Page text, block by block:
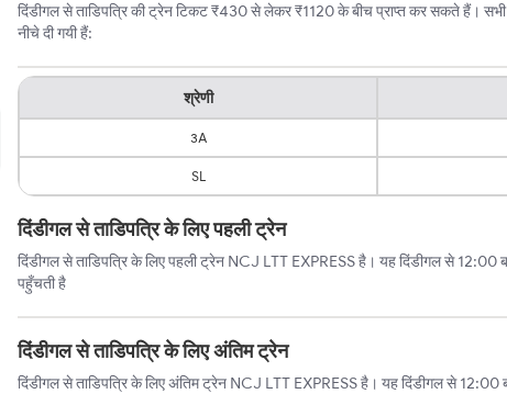
दिंडीगल से ताडिपत्रि की ट्रेन टिकट ₹430 से लेकर ₹1120 के बीच प्राप्त कर सकते हैं।
नीचे दी गयी हैं:
श्रेणी
3A
SL
दिंडीगल से ताडिपत्रि के लिए पहली ट्रेन
दिंडीगल से ताडिपत्रि के लिए पहली ट्रेन NCJ LTT EXPRESS है। यह दिंडीगल से
पहुँचती है
दिंडीगल से ताडिपत्रि के लिए अंतिम ट्रेन
दिंडीगल से ताडिपत्रि के लिए अंतिम ट्रेन NCJ LTT EXPRESS है। यह दिंडीगल से